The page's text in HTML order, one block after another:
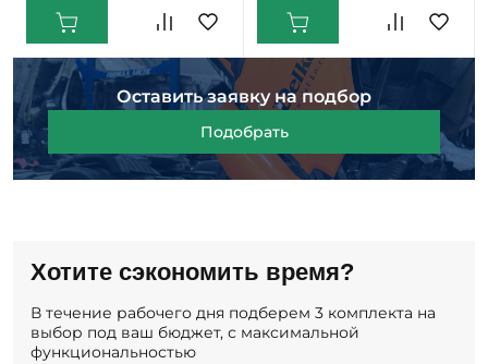
Оставить заявку на подбор
Подобрать
Хотите сэкономить время?
В течение рабочего дня подберем 3 комплекта на
выбор под ваш бюджет, с максимальной
функциональностью